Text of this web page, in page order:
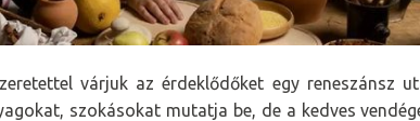
várjuk az érdeklődőket egy reneszánsz
szokásokat mutatja be, de a kedves